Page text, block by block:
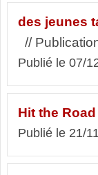
des jeunes
//
Publié le 07/
Hit the
Publié le 21/